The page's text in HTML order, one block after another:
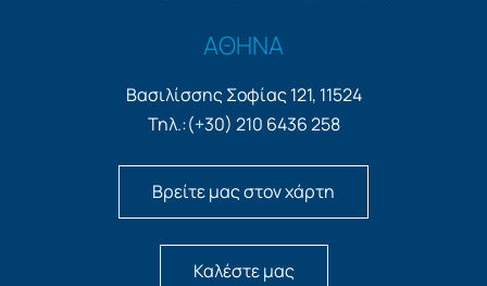
ΑΘΗΝΑ
Βασιλίσσης Σοφίας 121, 11524
Τηλ.:(+30) 210 6436 258
Βρείτε μας στον χάρτη
Καλέστε μας